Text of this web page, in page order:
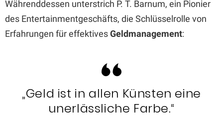
Währenddessen unterstrich P. T. Barnum, ein Pionier
des Entertainmentgeschäfts, die Schlüsselrolle von
Erfahrungen für effektivesGeldmanagement:
„Geld ist in allen Künsten eine
unerlässliche Farbe.“